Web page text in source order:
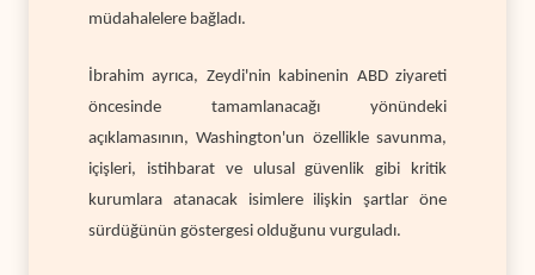
müdahalelere bağladı.
İbrahim ayrıca, Zeydi'nin kabinenin ABD ziyareti
öncesinde tamamlanacağı yönündeki
açıklamasının, Washington'un özellikle savunma,
içişleri, istihbarat ve ulusal güvenlik gibi kritik
kurumlara atanacak isimlere ilişkin şartlar öne
sürdüğünün göstergesi olduğunu vurguladı.